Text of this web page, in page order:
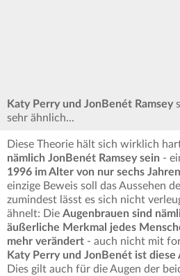
Katy Perry und JonBenét Ramsey
sehr ähnlich...
Diese Theorie hält sich wirklich
nämlich JonBenét Ramsey sein -
1996 im Alter von nur sechs
einzige Beweis soll das Aussehen
zumindest lässt es sich nicht
ähnelt: Die Augenbrauen sind
äußerliche Merkmal jedes
mehr verändert - auch nicht mit
Katy Perry und JonBenét ist
Dies gilt auch für die Augen der